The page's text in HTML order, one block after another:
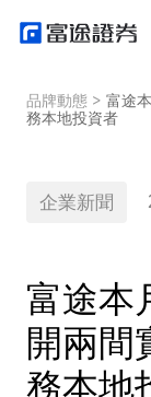
品牌動態> 富途
務本地投資者
企業新聞
富途本
開兩間
務本地